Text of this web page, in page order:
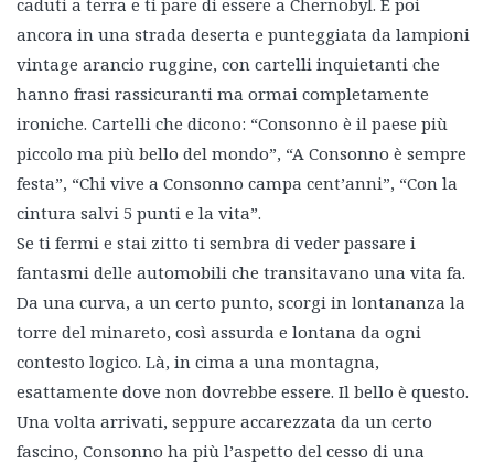
caduti a terra e ti pare di essere a Chernobyl. E poi
ancora in una strada deserta e punteggiata da lampioni
vintage arancio ruggine, con cartelli inquietanti che
hanno frasi rassicuranti ma ormai completamente
ironiche. Cartelli che dicono: “Consonno è il paese più
piccolo ma più bello del mondo”, “A Consonno è sempre
festa”, “Chi vive a Consonno campa cent’anni”, “Con la
cintura salvi 5 punti e la vita”.
Se ti fermi e stai zitto ti sembra di veder passare i
fantasmi delle automobili che transitavano una vita fa.
Da una curva, a un certo punto, scorgi in lontananza la
torre del minareto, così assurda e lontana da ogni
contesto logico. Là, in cima a una montagna,
esattamente dove non dovrebbe essere. Il bello è questo.
Una volta arrivati, seppure accarezzata da un certo
fascino, Consonno ha più l’aspetto del cesso di una